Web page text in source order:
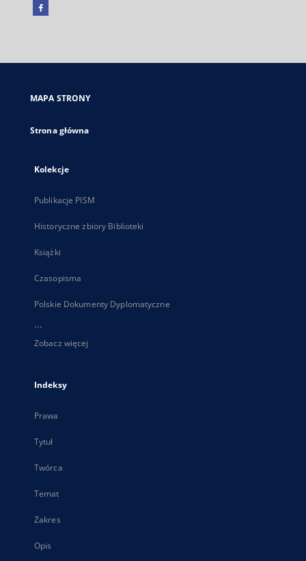
Facebook
się
karcie
MAPA STRONY
Strona główna
Kolekcje
Publikacje PISM
Historyczne zbiory Biblioteki
Książki
Czasopisma
Polskie Dokumenty Dyplomatyczne
...
Zobacz więcej
Indeksy
Prawa
Tytuł
Twórca
Temat
Zakres
Opis